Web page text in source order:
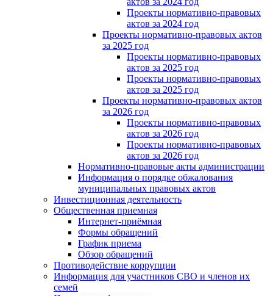
Проекты нормативно-правовых
актов за 2024 год
Проекты нормативно-правовых актов
за 2025 год
Проекты нормативно-правовых
актов за 2025 год
Проекты нормативно-правовых
актов за 2025 год
Проекты нормативно-правовых актов
за 2026 год
Проекты нормативно-правовых
актов за 2026 год
Проекты нормативно-правовых
актов за 2026 год
Нормативно-правовые акты администрации
Информация о порядке обжалования
муниципальных правовых актов
Инвестиционная деятельность
Общественная приемная
Интернет-приёмная
Формы обращений
График приема
Обзор обращений
Противодействие коррупции
Информация для участников СВО и членов их
семей